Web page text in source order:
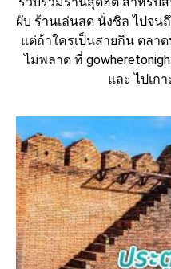
ผับ ร้านเล่นสด นั่งชิล ไปจน
แต่ถ้าใครเป็นสายกิน ตลา
ไม่พลาด ที่
และ ไปเก